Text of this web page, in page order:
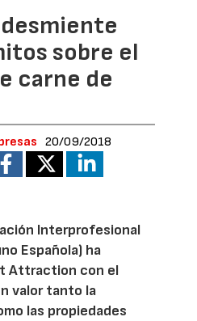
sobre el
carne de
20/09/2018
Interprofesional
Española) ha
Attraction con el
valor tanto la
las propiedades